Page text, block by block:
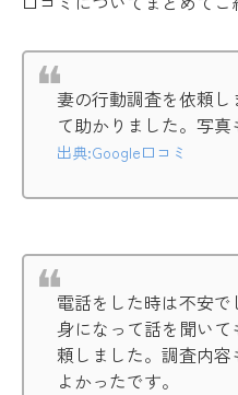
妻の行動調査を依頼
て助かりました。写真
出典:Google口コミ
電話をした時は不安
身になって話を聞い
頼しました。調査内
よかったです。